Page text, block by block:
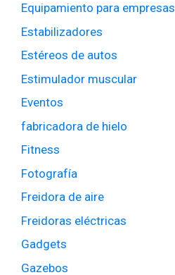
Equipamiento para empresas
Estabilizadores
Estéreos de autos
Estimulador muscular
Eventos
fabricadora de hielo
Fitness
Fotografía
Freidora de aire
Freidoras eléctricas
Gadgets
Gazebos